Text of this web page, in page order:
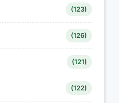
(123)
(126)
(121)
(122)